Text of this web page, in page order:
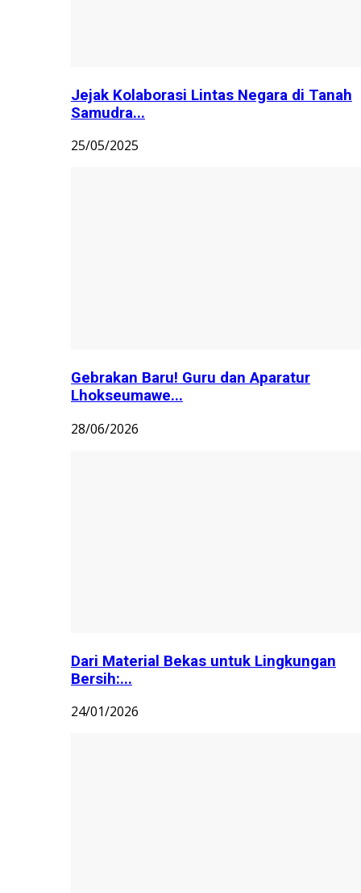
Jejak Kolaborasi Lintas Negara di Tanah
Samudra...
25/05/2025
Gebrakan Baru! Guru dan Aparatur
Lhokseumawe...
28/06/2026
Dari Material Bekas untuk Lingkungan
Bersih:...
24/01/2026